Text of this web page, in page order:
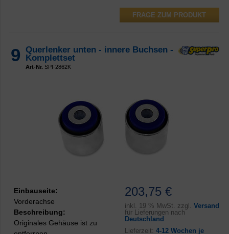
FRAGE ZUM PRODUKT
9
Querlenker unten - innere Buchsen -
Komplettset
Art-Nr. SPF2862K
203,75 €
inkl. 19 % MwSt. zzgl. Versand
für Lieferungen nach
Deutschland
Lieferzeit: 4-12 Wochen je
Einbauseite:
Vorderachse
Beschreibung:
Originales Gehäuse ist zu